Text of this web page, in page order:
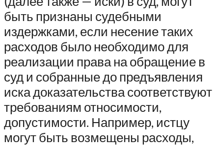
быть признаны судебными
издержками, если несение таких
расходов было необходимо для
реализации права на обращение в
суд и собранные до предъявления
иска доказательства соответствуют
требованиям относимости,
допустимости. Например, истцу
могут быть возмещены расходы,